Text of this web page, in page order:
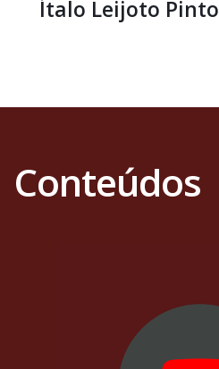
Júlia Braga Caldas
Conteúdos